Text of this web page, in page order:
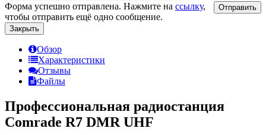
Отправить
Форма успешно отправлена. Нажмите на ссылку,
чтобы отправить ещё одно сообщение.
Закрыть
Обзор
Характеристики
Отзывы
Файлы
Профессиональная радиостанция
Comrade R7 DMR UHF